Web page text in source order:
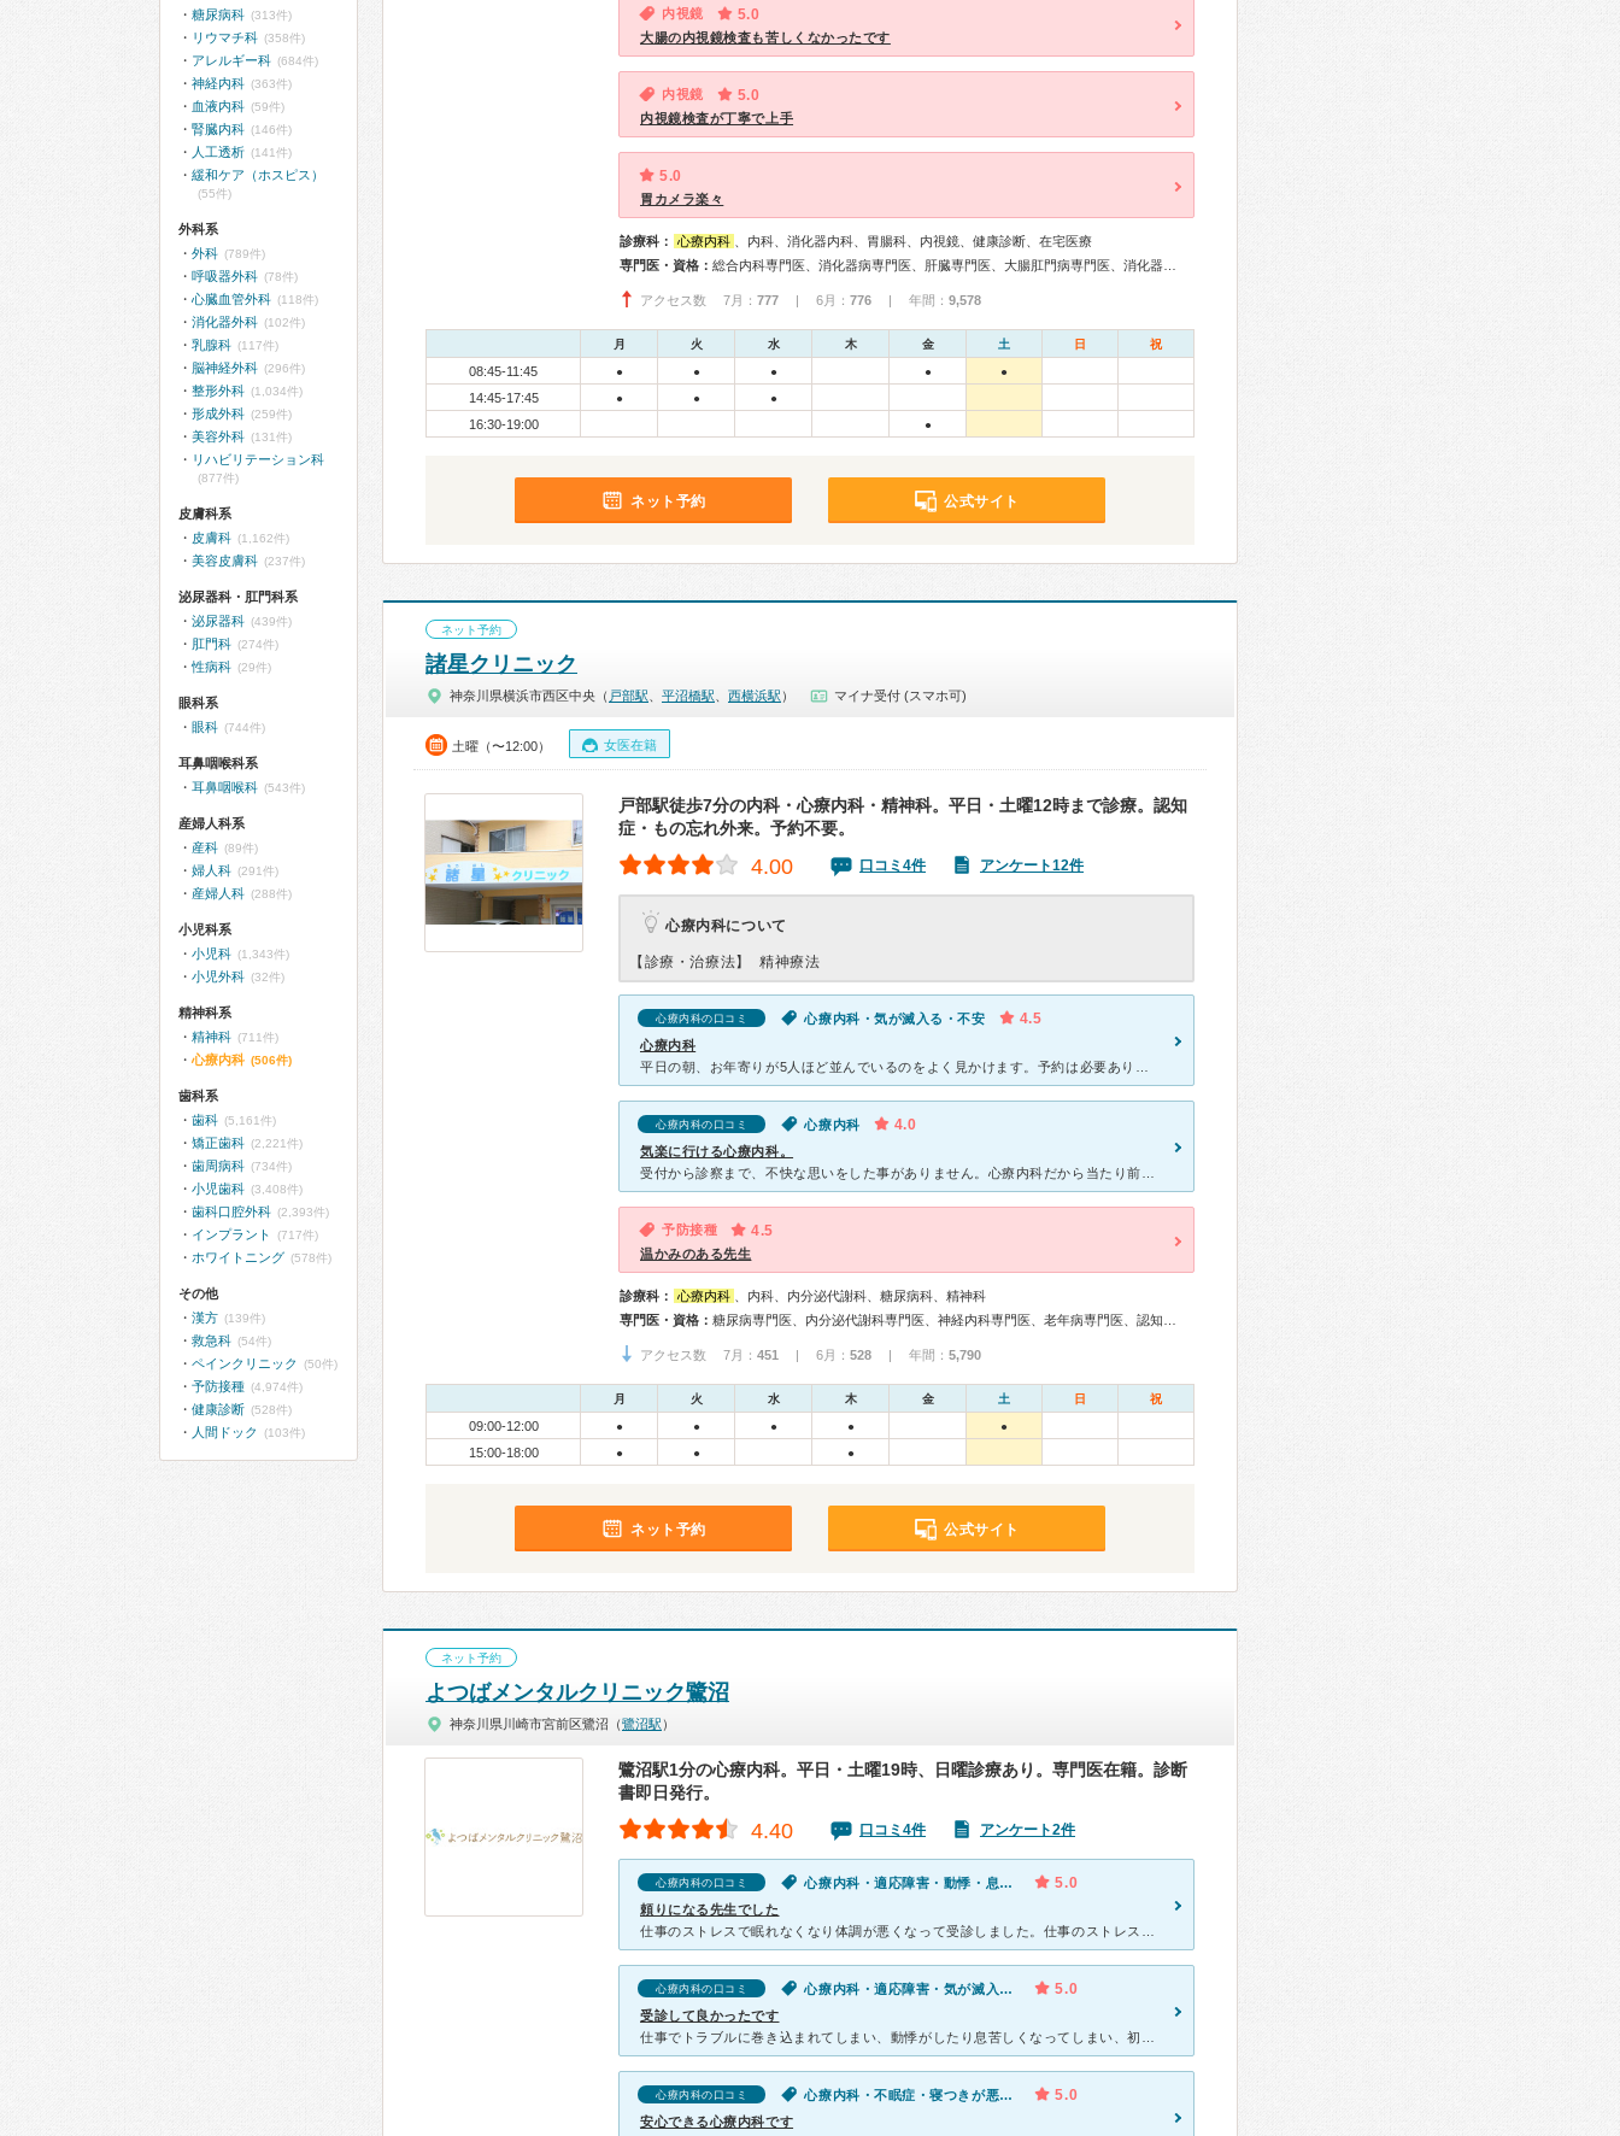
内視鏡 5.0
大腸の内視鏡検査も苦しくなかったです
内視鏡 5.0
内視鏡検査が丁寧で上手
5.0
胃カメラ楽々
診療科： 心療内科
、内科、消化器内科、胃腸科、内視鏡、健康診断、在宅医療
専門医・資格：
アクセス数 7月： 777 | 6月： 776 | 年間： 9,578
月 火 水 木 金 土 日 祝
08:45-11:45 ● ● ● ● ●
14:45-17:45 ● ● ●
16:30-19:00 ●
ネット予約 公式サイト
ネット予約
諸星クリニック
神奈川県横浜市西区中央（ 戸部駅 平沼橋駅 西横浜駅 ） マイナ受付 (スマホ可)
土曜（〜12:00） 女医在籍
戸部駅徒歩7分の内科・心療内科・精神科。平日・土曜12時まで診療。認知
症・もの忘れ外来。予約不要。
4.00 口コミ4件 アンケート12件
心療内科について
【診療・治療法】 精神療法
心療内科の口コミ 心療内科・気が滅入る・不安 4.5
心療内科
心療内科の口コミ 心療内科 4.0
気楽に行ける心療内科。
予防接種 4.5
温かみのある先生
診療科： 心療内科
、内科、内分泌代謝科、糖尿病科、精神科
専門医・資格：
アクセス数 7月： 451 | 6月： 528 | 年間： 5,790
月 火 水 木 金 土 日 祝
09:00-12:00 ● ● ● ● ●
15:00-18:00 ● ● ●
ネット予約 公式サイト
ネット予約
よつばメンタルクリニック鷺沼
神奈川県川崎市宮前区鷺沼（鷺沼駅 ）
鷺沼駅1分の心療内科。平日・土曜19時、日曜診療あり。専門医在籍。診断
書即日発行。
4.40 口コミ4件 アンケート2件
心療内科の口コミ 心療内科・適応障害・動悸・息切れ・気が滅入る・不安 5.0
頼りになる先生でした
心療内科の口コミ 心療内科・適応障害・気が滅入る・不安 5.0
受診して良かったです
心療内科の口コミ 心療内科・不眠症・寝つきが悪い・不眠・気が滅入る・不安 5.0
安心できる心療内科です
糖尿病科 (313件)
リウマチ科 (358件)
アレルギー科 (684件)
神経内科 (363件)
血液内科 (59件)
腎臓内科 (146件)
人工透析 (141件)
緩和ケア（ホスピス）
(55件)
外科系
外科 (789件)
呼吸器外科 (78件)
心臓血管外科 (118件)
消化器外科 (102件)
乳腺科 (117件)
脳神経外科 (296件)
整形外科 (1,034件)
形成外科 (259件)
美容外科 (131件)
リハビリテーション科
(877件)
皮膚科系
皮膚科 (1,162件)
美容皮膚科 (237件)
泌尿器科・肛門科系
泌尿器科 (439件)
肛門科 (274件)
性病科 (29件)
眼科系
眼科 (744件)
耳鼻咽喉科系
耳鼻咽喉科 (543件)
産婦人科系
産科 (89件)
婦人科 (291件)
産婦人科 (288件)
小児科系
小児科 (1,343件)
小児外科 (32件)
精神科系
精神科 (711件)
心療内科 (506件)
歯科系
歯科 (5,161件)
矯正歯科 (2,221件)
歯周病科 (734件)
小児歯科 (3,408件)
歯科口腔外科 (2,393件)
インプラント (717件)
ホワイトニング (578件)
その他
漢方 (139件)
救急科 (54件)
ペインクリニック (50件)
予防接種 (4,974件)
健康診断 (528件)
人間ドック (103件)